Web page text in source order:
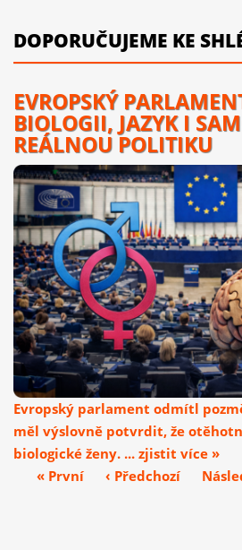
DOPORUČUJEME KE
EVROPSKÝ
BIOLOGII, JAZYK I
REÁLNOU POLITIKU
Evropský parlament odmítl
měl výslovně potvrdit, že
biologické ženy. ... zjistit více »
« První
‹ Předchozí